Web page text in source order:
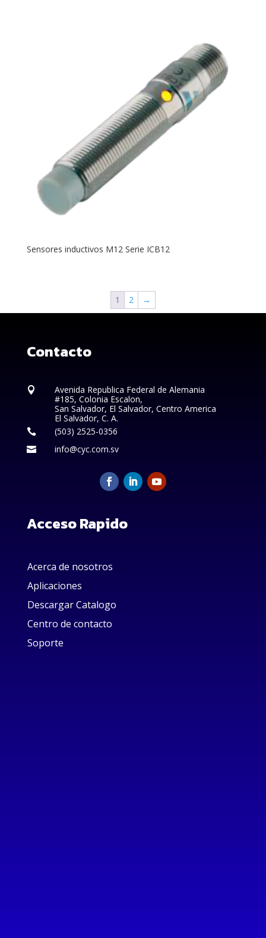
Sensores inductivos M12 Serie ICB12
1 2 →
Contacto

Avenida Republica Federal de Alemania
#185, Colonia Escalon,
San Salvador, El Salvador, Centro America
El Salvador, C. A.
 (503) 2525-0356
 info@cyc.com.sv
Acceso Rapido
Acerca de nosotros
Aplicaciones
Descargar Catalogo
Centro de contacto
Soporte